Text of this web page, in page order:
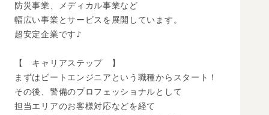
防災事業、メディカル事業など
幅広い事業とサービスを展開しています。
超安定企業です♪
【　キャリアステップ　】
まずはビートエンジニアという職種からスタート！
その後、警備のプロフェッショナルとして
担当エリアのお客様対応などを経て